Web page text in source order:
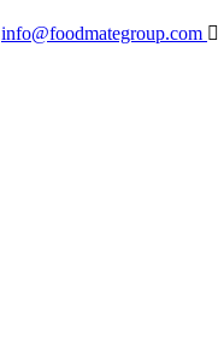
info@foodmategroup.com 